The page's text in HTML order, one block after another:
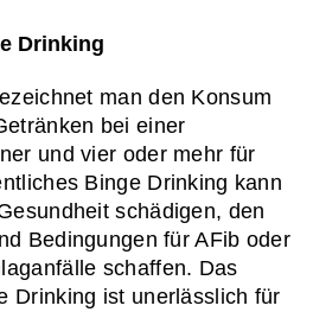
Drinking
man den Konsum
bei einer
und vier oder mehr für
Binge Drinking kann
schädigen, den
Bedingungen für AFib oder
schaffen. Das
Drinking ist unerlässlich für